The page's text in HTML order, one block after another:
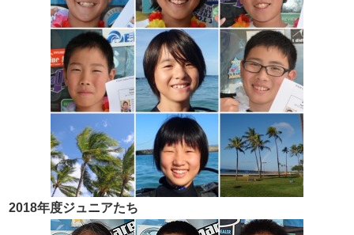
2018年度ジュニアたち